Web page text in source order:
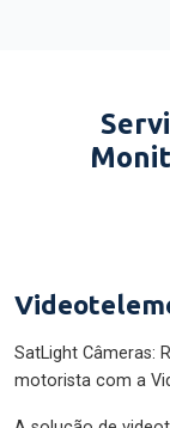
SatLight Câmeras:
motorista com a